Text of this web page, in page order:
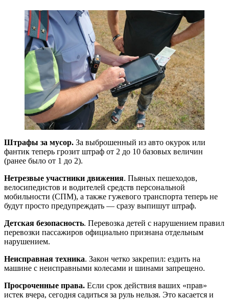
Штрафы за мусор. За выброшенный из авто окурок или
фантик теперь грозит штраф от 2 до 10 базовых величин
(ранее было от 1 до 2).
Нетрезвые участники движения. Пьяных пешеходов,
велосипедистов и водителей средств персональной
мобильности (СПМ), а также гужевого транспорта теперь не
будут просто предупреждать — сразу выпишут штраф.
Детская безопасность. Перевозка детей с нарушением правил
перевозки пассажиров официально признана отдельным
нарушением.
Неисправная техника. Закон четко закрепил: ездить на
машине с неисправными колесами и шинами запрещено.
Просроченные права. Если срок действия ваших «прав»
истек вчера, сегодня садиться за руль нельзя. Это касается и